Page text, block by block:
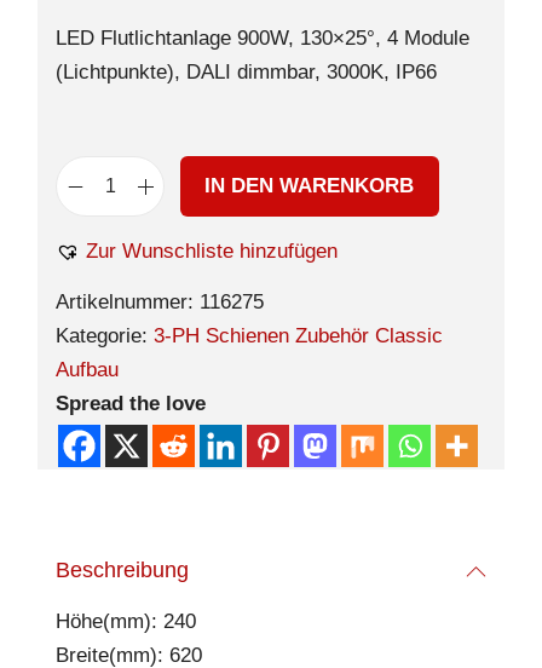
LED Flutlichtanlage 900W, 130×25°, 4 Module
(Lichtpunkte), DALI dimmbar, 3000K, IP66
IN DEN WARENKORB
Zur Wunschliste hinzufügen
Artikelnummer: 116275
Kategorie: 3-PH Schienen Zubehör Classic
Aufbau
Spread the love
Beschreibung
Höhe(mm): 240
Breite(mm): 620